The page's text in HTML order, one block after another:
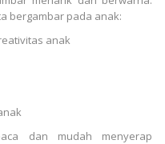
bergambar pada anak:
anak
dan mudah menyerap